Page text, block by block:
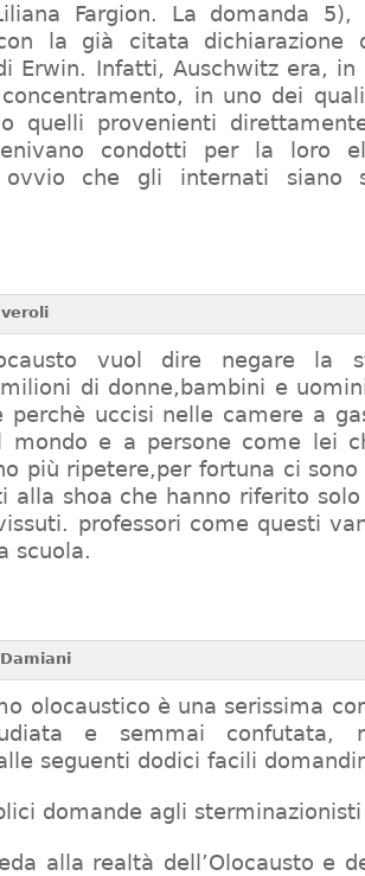
Fargion. La domanda
la già citata dichiarazione
di Erwin. Infatti, Auschwitz era,
in uno dei
quelli provenienti
condotti per la loro
ovvio che gli internati siano
vuol dire negare la
di donne,bambini e
perchè uccisi nelle camere a
mondo e a persone come lei
più ripetere,per fortuna ci
alla shoa che hanno riferito
professori come questi
scuola.
olocaustico è una serissima
e semmai confutata,
seguenti dodici facili
domande agli sterminazionisti
alla realtà dell’Olocausto e